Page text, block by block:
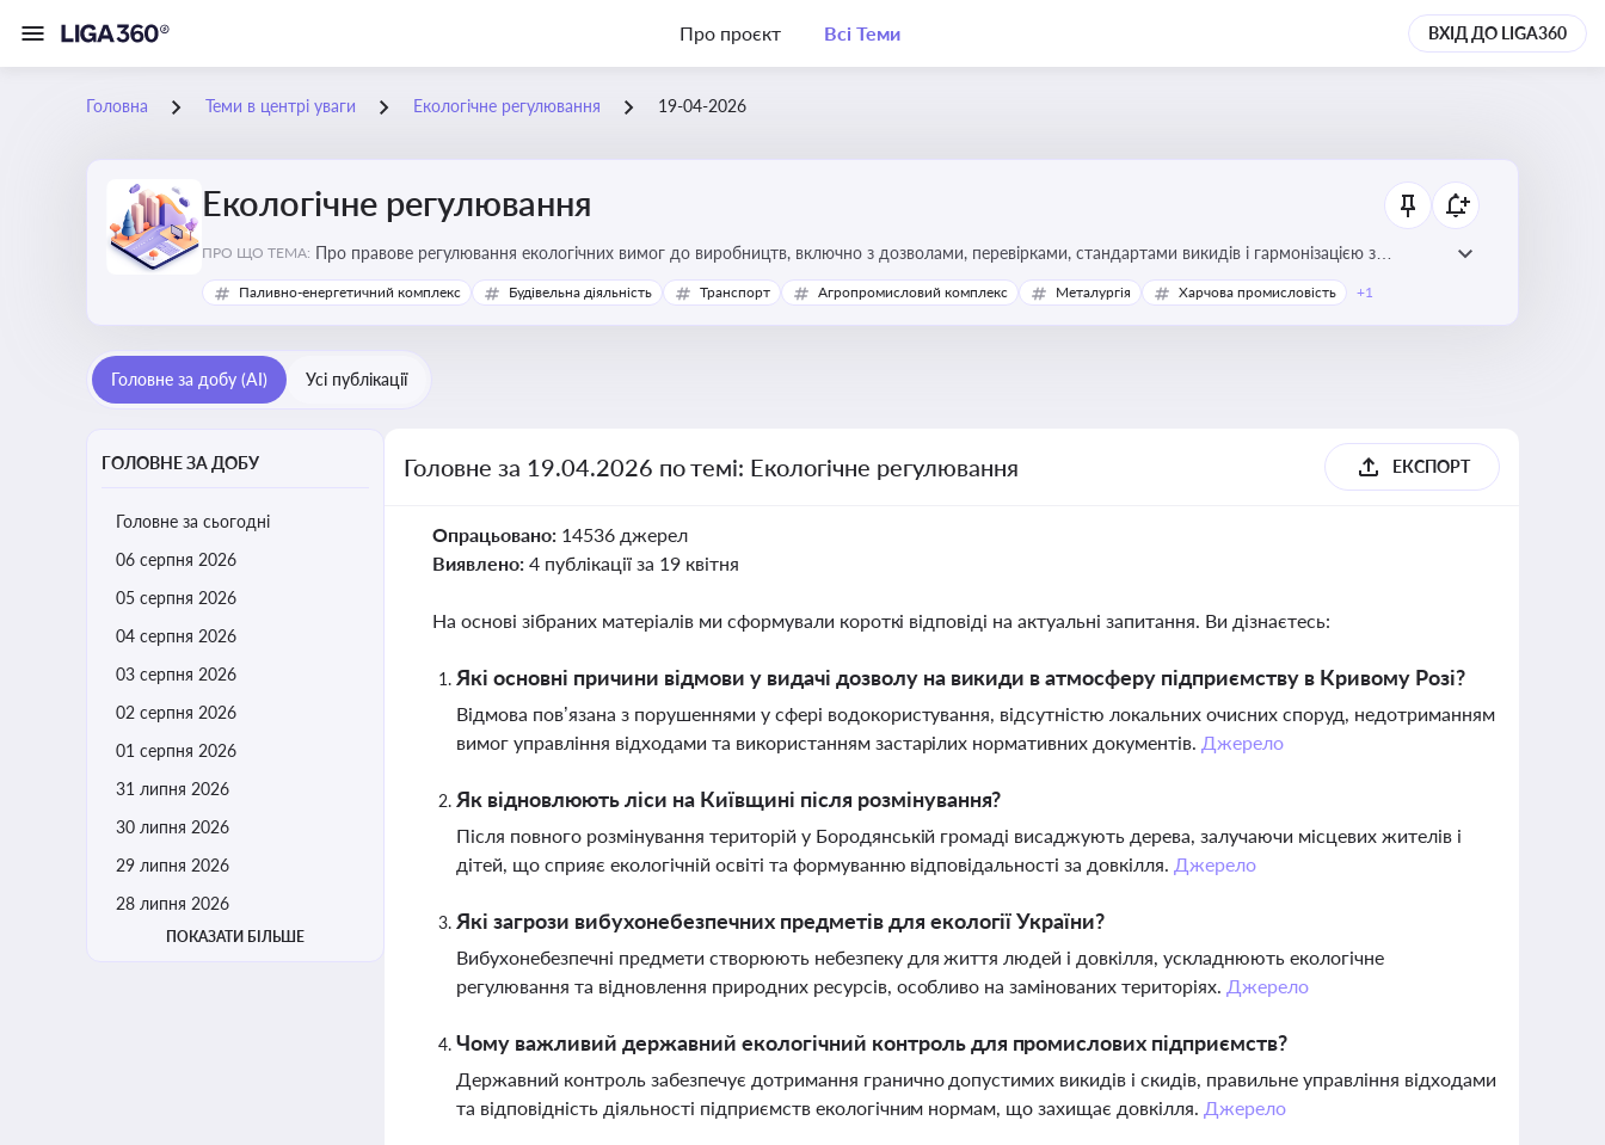
Про проєкт Всі Теми ВХІД ДО LIGA360
Головна Теми в центрі уваги Екологічне регулювання 19-04-2026
Екологічне регулювання
ПРО ЩО ТЕМА: Про правове регулювання екологічних вимог до виробництв, включно з дозволами, перевірками, стандартами викидів і гармонізацією з
європейськими нормами
Паливно-енергетичний комплекс Будівельна діяльність Транспорт Агропромисловий комплекс Металургія Харчова промисловість +1
Головне за добу (AI) Усі публікації
ГОЛОВНЕ ЗА ДОБУ
Головне за сьогодні
06 серпня 2026
05 серпня 2026
04 серпня 2026
03 серпня 2026
02 серпня 2026
01 серпня 2026
31 липня 2026
30 липня 2026
29 липня 2026
28 липня 2026
ПОКАЗАТИ БІЛЬШЕ
Головне за 19.04.2026 по темі: Екологічне регулювання ЕКСПОРТ
Опрацьовано: 14536 джерел
Виявлено: 4 публікації за 19 квітня
На основі зібраних матеріалів ми сформували короткі відповіді на актуальні запитання. Ви дізнаєтесь:
Які основні причини відмови у видачі дозволу на викиди в атмосферу підприємству в Кривому Розі?
Відмова пов’язана з порушеннями у сфері водокористування, відсутністю локальних очисних споруд, недотриманням
вимог управління відходами та використанням застарілих нормативних документів. Джерело
Як відновлюють ліси на Київщині після розмінування?
Після повного розмінування територій у Бородянській громаді висаджують дерева, залучаючи місцевих жителів і
дітей, що сприяє екологічній освіті та формуванню відповідальності за довкілля. Джерело
Які загрози вибухонебезпечних предметів для екології України?
Вибухонебезпечні предмети створюють небезпеку для життя людей і довкілля, ускладнюють екологічне
регулювання та відновлення природних ресурсів, особливо на замінованих територіях. Джерело
Чому важливий державний екологічний контроль для промислових підприємств?
Державний контроль забезпечує дотримання гранично допустимих викидів і скидів, правильне управління відходами
та відповідність діяльності підприємств екологічним нормам, що захищає довкілля. Джерело